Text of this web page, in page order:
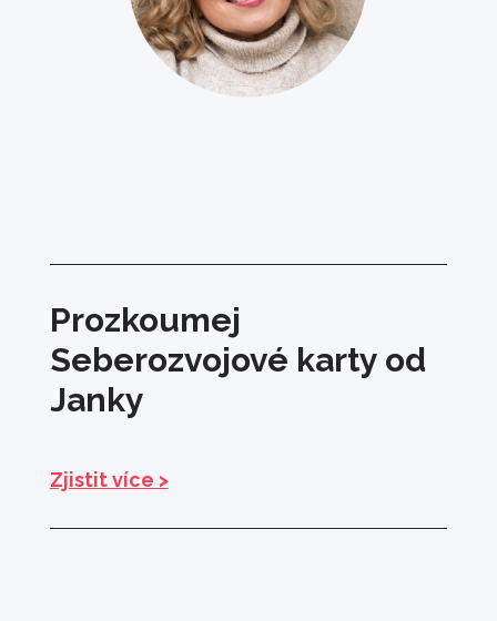
Prozkoumej
Seberozvojové karty od
Janky
Zjistit více >